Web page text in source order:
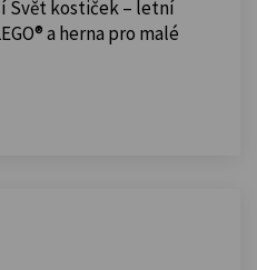
Svět kostiček – letní
a herna pro malé